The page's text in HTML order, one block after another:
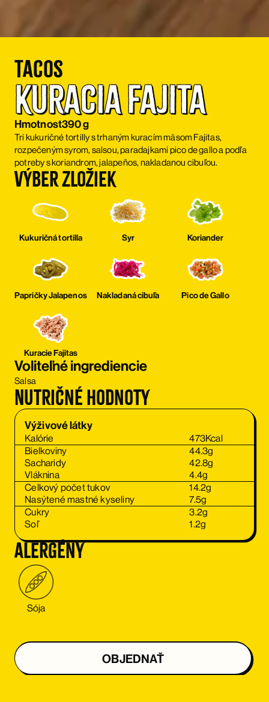
Tacos
Kuracia Fajita
Hmotnost390 g
Tri kukuričné tortilly s trhaným kuracím mäsom Fajitas,
rozpečeným syrom, salsou, paradajkami pico de gallo a podľa
potreby s koriandrom, jalapeños, nakladanou cibuľou.
Výber zložiek
Kukuričná tortilla Syr Koriander
Papričky Jalapenos Nakladaná cibuľa Pico de Gallo
Kuracie Fajitas
Voliteľné ingrediencie
Salsa
Nutričné hodnoty
Výživové látky
Kalórie 473Kcal
Bielkoviny
44.3g
Sacharidy
42.8g
Vláknina
4.4g
Celkový počet tukov
14.2g
Nasýtené mastné kyseliny
7.5g
Cukry
3.2g
Soľ
1.2g
alergény
Sója
OBJEDNAŤ